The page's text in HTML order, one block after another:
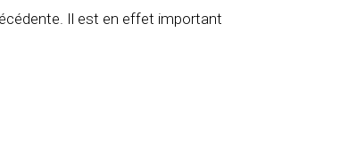
Il est en effet important